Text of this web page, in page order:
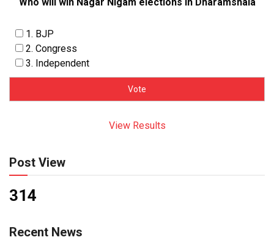
1. BJP
2. Congress
3. Independent
View Results
Post View
314
Recent News